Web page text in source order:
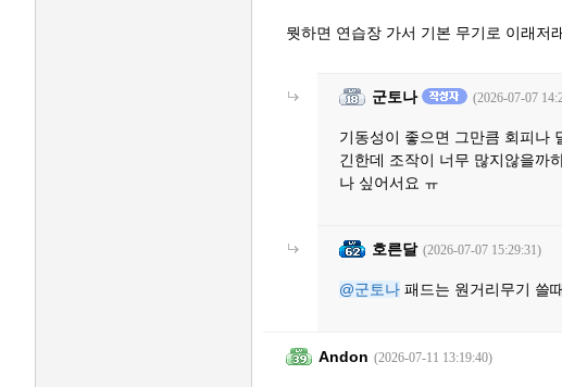
뭣하면 연습장 가서 기본 무기로 이래저
군토나 (2026-07-07
기동성이 좋으면 그만큼 회피나
긴한데 조작이 너무 많지않을까
나 싶어서요 ㅠ
호른달 (2026-07-07 15:29:31)
@군토나 패드는 원거리무기 쓸
Andon (2026-07-11 13:19:40)